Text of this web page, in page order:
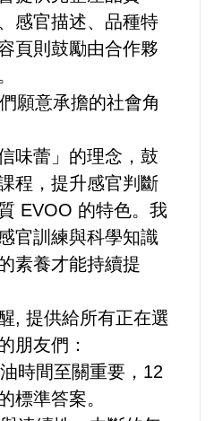
感官描述、品種特
頁則鼓勵由合作夥
願意承擔的社會角
味蕾」的理念，鼓
程，提升感官判斷
EVOO 的特色。我
官訓練與科學知識
素養才能持續提
, 提供給所有正在選
朋友們：
時間至關重要，12
標準答案。